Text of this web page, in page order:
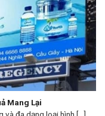
Mang Lại